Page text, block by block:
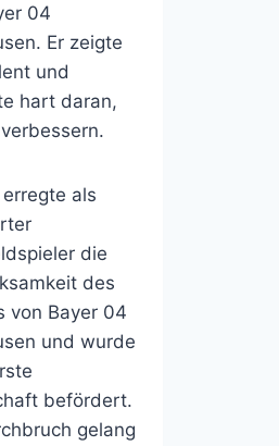
04
Er zeigte
und
hart daran,
als
die
des
von Bayer 04
und wurde
befördert.
gelang